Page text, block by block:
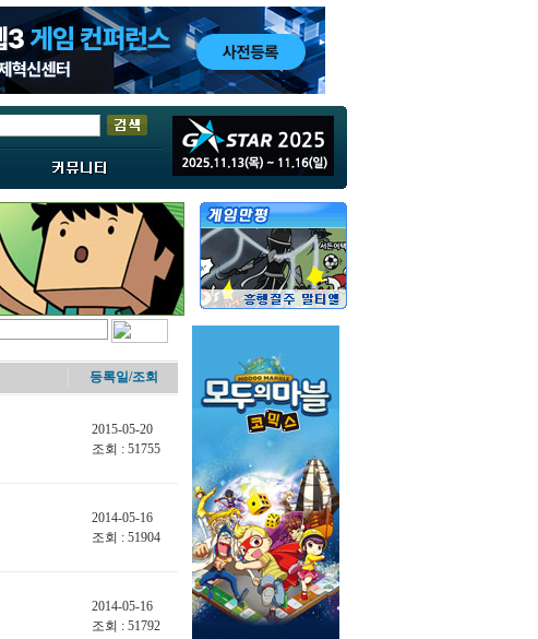
등록일/조회
2015-05-20
조회 : 51755
2014-05-16
조회 : 51904
2014-05-16
조회 : 51792